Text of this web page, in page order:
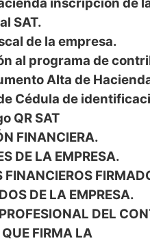
SAT.
de la empresa.
al programa de
Alta de
Cédula de
QR SAT
FINANCIERA.
DE LA EMPRESA.
FINANCIEROS
DE LA EMPRESA.
DEL
FIRMA LA